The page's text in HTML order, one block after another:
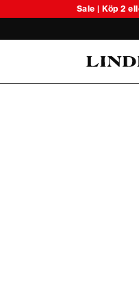
Sale | Köp 2